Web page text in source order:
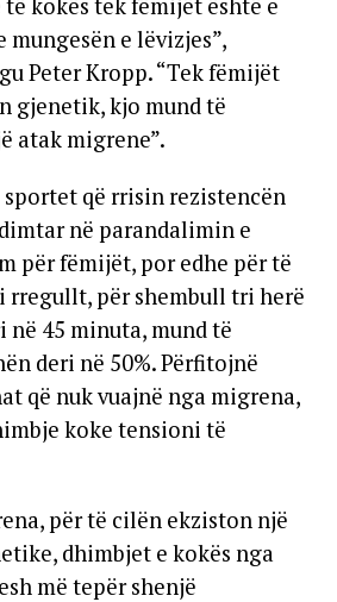
kokës tek fëmijët është e
e lëvizjes”,
Peter Kropp. “Tek fëmijët
gjenetik, kjo mund të
atak migrene”.
që rrisin rezistencën
në parandalimin e
për fëmijët, por edhe për të
për shembull tri herë
në 45 minuta, mund të
deri në 50%. Përfitojnë
që nuk vuajnë nga migrena,
koke tensioni të
për të cilën ekziston një
dhimbjet e kokës nga
më tepër shenjë